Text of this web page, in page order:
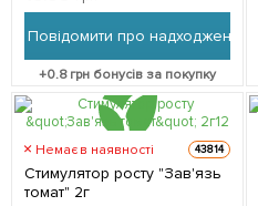
Повідомити про надходження
+0.8грн бонусів за покупку
Немає в наявності 43814
Стимулятор росту "Зав'язь
томат" 2г